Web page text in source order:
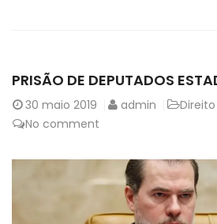
PRISÃO DE DEPUTADOS
30 maio 2019 admin
No comment